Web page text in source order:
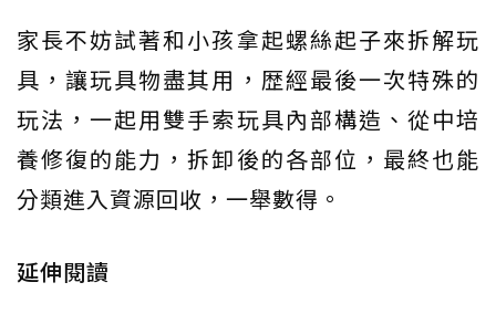
家長不妨試著和小孩拿起螺絲起子來拆解玩
具，讓玩具物盡其用，歴經最後一次特殊的
玩法，一起用雙手索玩具內部構造、從中培
養修復的能力，拆卸後的各部位，最終也能
分類進入資源回收，一舉數得。
延伸閱讀